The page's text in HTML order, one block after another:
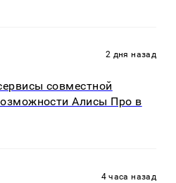
2 дня назад
совместной
Алисы Про в
4 часа назад